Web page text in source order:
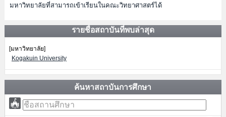
มหาวิทยาลัยที่สามารถเข้าเรียนในคณะวิทยาศาสตร์ได้
รายชื่อสถาบันที่พบล่าสุด
[มหาวิทยาลัย]
Kogakuin University
ค้นหาสถาบันการศึกษา